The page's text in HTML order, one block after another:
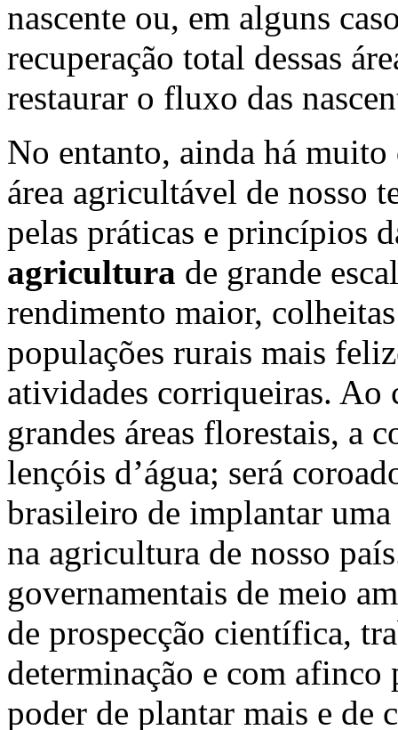
nascente ou, em alguns
recuperação total dessas
restaurar o fluxo das
No entanto, ainda há
área agricultável de nosso
pelas práticas e princípios
agricultura de grande
rendimento maior,
populações rurais mais
atividades corriqueiras. Ao
grandes áreas florestais, a
lençóis d’água; será
brasileiro de implantar
na agricultura de nosso
governamentais de meio
de prospecção científica,
determinação e com afinco
poder de plantar mais e de